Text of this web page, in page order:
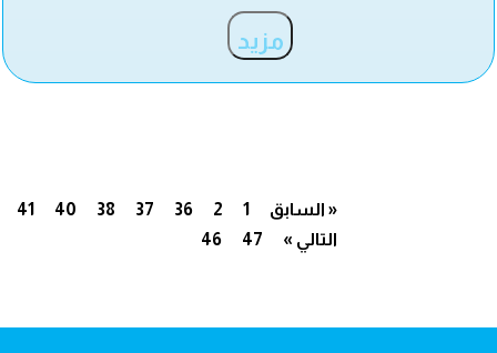
مزيد
« السابق 1
2
36
37
38
40
41
46
47 التالي »